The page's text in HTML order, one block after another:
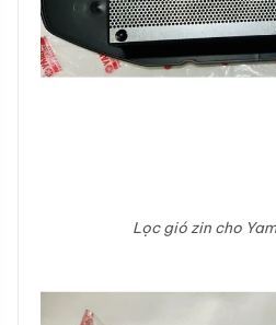
Lọc gió zin cho